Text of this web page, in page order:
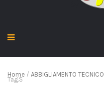
Home / ABBIGLIAMENTO TECNICO
Tag.S